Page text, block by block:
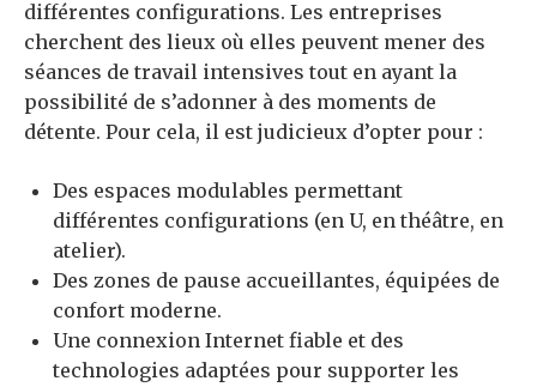
différentes configurations. Les entreprises
cherchent des lieux où elles peuvent mener des
séances de travail intensives tout en ayant la
possibilité de s’adonner à des moments de
détente. Pour cela, il est judicieux d’opter pour :
Des espaces modulables permettant
différentes configurations (en U, en théâtre, en
atelier).
Des zones de pause accueillantes, équipées de
confort moderne.
Une connexion Internet fiable et des
technologies adaptées pour supporter les